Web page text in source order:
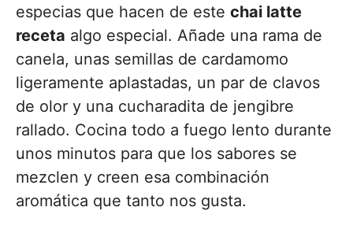
especias que hacen de este chai latte
receta algo especial. Añade una rama de
canela, unas semillas de cardamomo
ligeramente aplastadas, un par de clavos
de olor y una cucharadita de jengibre
rallado. Cocina todo a fuego lento durante
unos minutos para que los sabores se
mezclen y creen esa combinación
aromática que tanto nos gusta.